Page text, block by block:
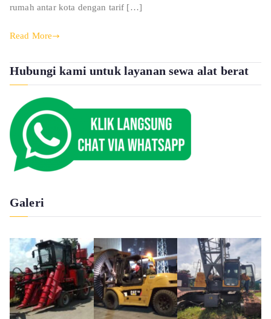
rumah antar kota dengan tarif […]
Read More
Hubungi kami untuk layanan sewa alat berat
Galeri